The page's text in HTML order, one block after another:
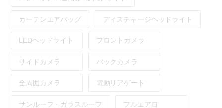
カーテンエアバッグ ディスチャージヘッドライト
LEDヘッドライト フロントカメラ
サイドカメラ バックカメラ
全周囲カメラ 電動リアゲート
サンルーフ・ガラスルーフ フルエアロ